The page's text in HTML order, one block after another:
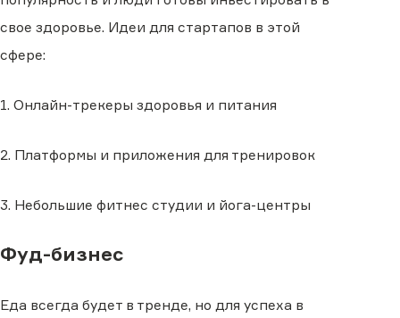
свое здоровье. Идеи для стартапов в этой
сфере:
1. Онлайн-трекеры здоровья и питания
2. Платформы и приложения для тренировок
3. Небольшие фитнес студии и йога-центры
Фуд-бизнес
Еда всегда будет в тренде, но для успеха в